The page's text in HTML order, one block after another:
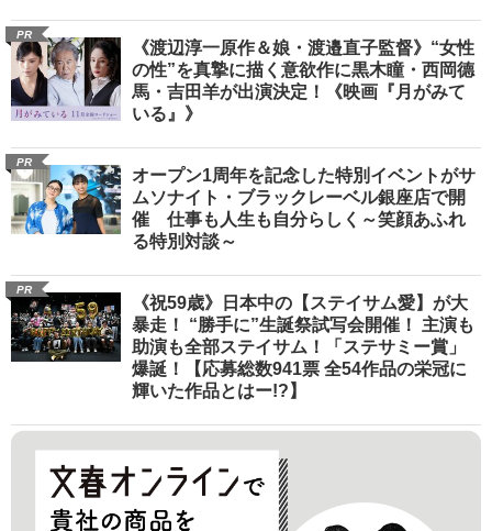
PR
《渡辺淳一原作＆娘・渡邉直子監督》“女性
の性”を真摯に描く意欲作に黒木瞳・西岡德
馬・吉田羊が出演決定！《映画『月がみて
いる』》
PR
オープン1周年を記念した特別イベントがサ
ムソナイト・ブラックレーベル銀座店で開
催 仕事も人生も自分らしく～笑顔あふれ
る特別対談～
PR
《祝59歳》日本中の【ステイサム愛】が大
暴走！ “勝手に”生誕祭試写会開催！ 主演も
助演も全部ステイサム！「ステサミー賞」
爆誕！【応募総数941票 全54作品の栄冠に
輝いた作品とはー!?】